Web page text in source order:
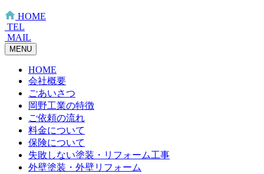
HOME
TEL
MAIL
MENU
HOME
会社概要
ごあいさつ
岡野工業の特徴
ご依頼の流れ
料金について
保険について
失敗しない塗装・リフォーム工事
外壁塗装・外壁リフォーム